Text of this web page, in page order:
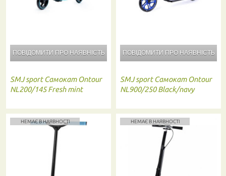
ПОВІДОМИТИ ПРО НАЯВНІСТЬ
SMJ sport Самокат Ontour
NL200/145 Fresh mint
ПОВІДОМИТИ ПРО НАЯВНІСТЬ
SMJ sport Самокат Ontour
NL900/250 Black/navy
НЕМАЄ В НАЯВНОСТІ НЕМАЄ В НАЯВНОСТІ